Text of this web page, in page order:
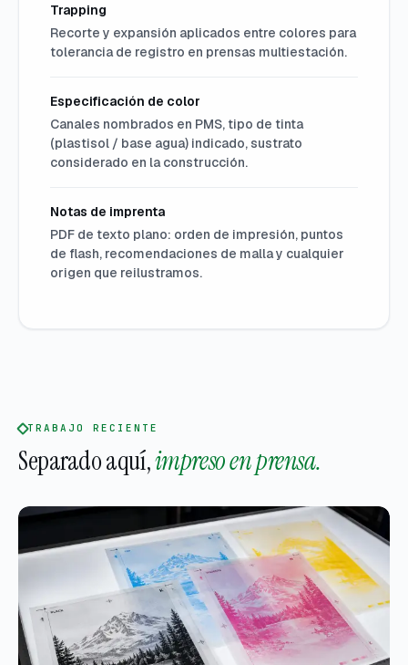
Trapping
Recorte y expansión aplicados entre colores para
tolerancia de registro en prensas multiestación.
Especificación de color
Canales nombrados en PMS, tipo de tinta
(plastisol / base agua) indicado, sustrato
considerado en la construcción.
Notas de imprenta
PDF de texto plano: orden de impresión, puntos
de flash, recomendaciones de malla y cualquier
origen que reilustramos.
TRABAJO RECIENTE
Separado aquí,impreso en prensa.